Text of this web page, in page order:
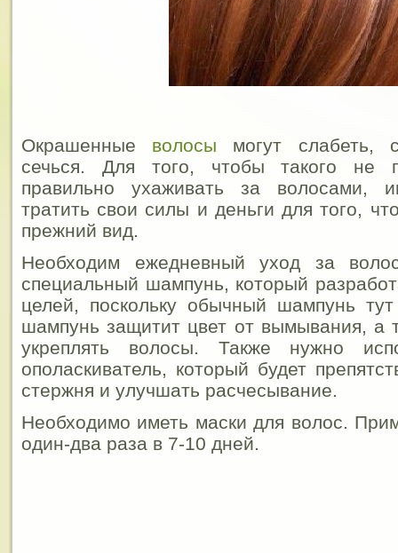
Окрашенные волосы могут слабеть,
сечься. Для того, чтобы такого не
правильно ухаживать за волосами,
тратить свои силы и деньги для того,
прежний вид.
Необходим ежедневный уход за
специальный шампунь, который
целей, поскольку обычный шампунь
шампунь защитит цвет от вымывания, а
укреплять волосы. Также нужно
ополаскиватель, который будет
стержня и улучшать расчесывание.
Необходимо иметь маски для волос.
один-два раза в 7-10 дней.